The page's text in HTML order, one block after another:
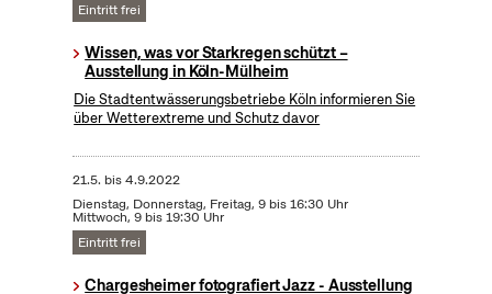
Eintritt frei
Wissen, was vor Starkregen schützt –
Ausstellung in Köln-Mülheim
Die Stadtentwässerungsbetriebe Köln informieren Sie
über Wetterextreme und Schutz davor
21.5. bis4.9.2022
Dienstag, Donnerstag, Freitag, 9 bis 16:30 Uhr
Mittwoch, 9 bis 19:30 Uhr
Eintritt frei
Chargesheimer fotografiert Jazz - Ausstellung